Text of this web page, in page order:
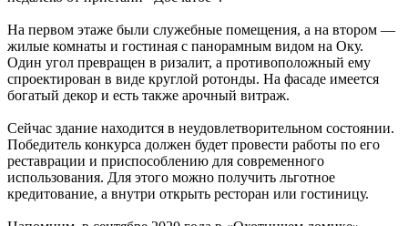
На первом этаже были служебные помещения, а на втором —
жилые комнаты и гостиная с панорамным видом на Оку.
Один угол превращен в ризалит, а противоположный ему
спроектирован в виде круглой ротонды. На фасаде имеется
богатый декор и есть также арочный витраж.
Сейчас здание находится в неудовлетворительном состоянии.
Победитель конкурса должен будет провести работы по его
реставрации и приспособлению для современного
использования. Для этого можно получить льготное
кредитование, а внутри открыть ресторан или гостиницу.